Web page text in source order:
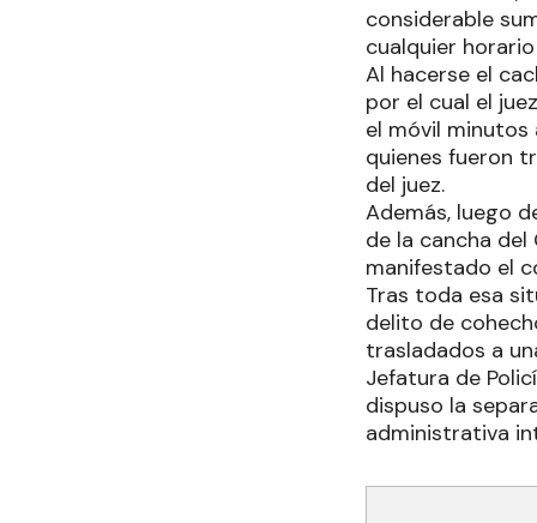
considerable
cualquier
Al hacerse el
por el cual el
el móvil
quienes fueron
del juez.
Además, luego
de la cancha
manifestado el
Tras toda esa
delito de
trasladados a
Jefatura de
dispuso la
administrativa